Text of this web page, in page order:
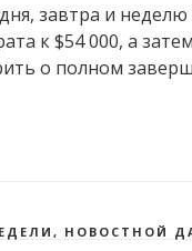
завтра и неделю
к $54 000, а
о полном
, НОВОСТНОЙ